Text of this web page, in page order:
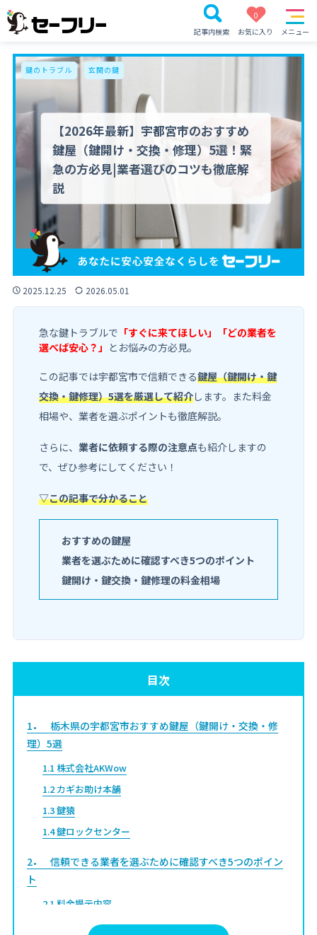
記事内検索
0
お気に入り
メニュー
【2026年最新】宇都宮市のおすすめ
鍵屋（鍵開け・交換・修理）5選！緊
急の方必見|業者選びのコツも徹底解
説
鍵のトラブル 玄関の鍵
2025.12.25 2026.05.01
急な鍵トラブルで 「すぐに来てほしい」「どの業者を
選べば安心？」 とお悩みの方必見。
この記事では宇都宮市で信頼できる鍵屋（鍵開け・鍵
交換・鍵修理）5選を厳選して紹介します。また料金
相場や、業者を選ぶポイントも徹底解説。
さらに、 業者に依頼する際の注意点も紹介しますの
で、ぜひ参考にしてください！
▽この記事で分かること
おすすめの鍵屋
業者を選ぶために確認すべき5つのポイント
鍵開け・鍵交換・鍵修理の料金相場
目次
1
栃木県の宇都宮市おすすめ鍵屋（鍵開け・交換・修
理）5選
1.1 株式会社AKWow
1.2カギお助け本舗
1.3鍵猿
1.4鍵ロックセンター
2
信頼できる業者を選ぶために確認すべき5つのポイン
ト
2.1 料金提示内容
鍵屋の資格